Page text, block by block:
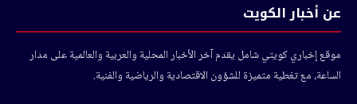
عن أخبار الكويت
موقع إخباري كويتي شامل يقدم آخر الأخبار المحلية والعربية والعالمية على مدار
الساعة، مع تغطية متميزة للشؤون الاقتصادية والرياضية والفنية.